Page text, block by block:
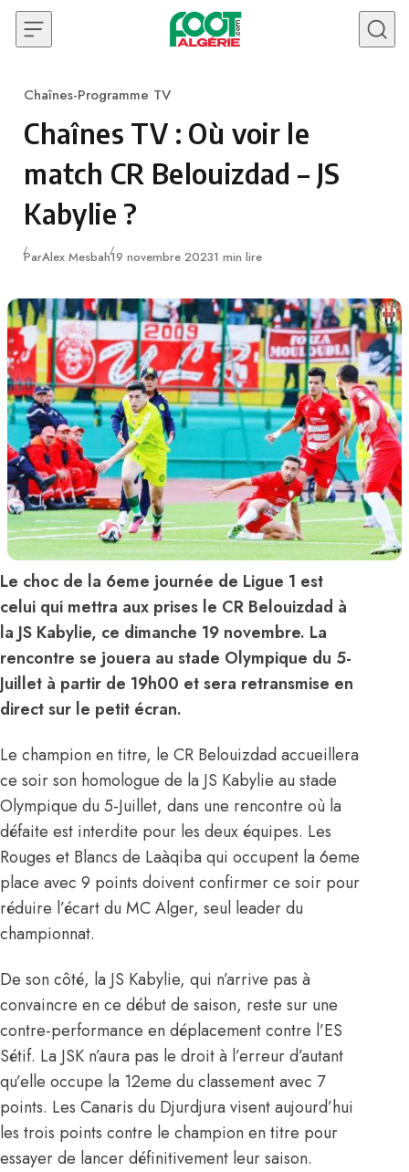
Skip to content
Category
Chaînes-Programme TV
Chaînes TV : Où voir le
match CR Belouizdad – JS
Kabylie ?
ParAlex MesbahPublié
19 novembre 20231 min lire
Le choc de la 6eme journée de Ligue 1 est
celui qui mettra aux prises le CR Belouizdad à
la JS Kabylie, ce dimanche 19 novembre. La
rencontre se jouera au stade Olympique du 5-
Juillet à partir de 19h00 et sera retransmise en
direct sur le petit écran.
Le champion en titre, le CR Belouizdad accueillera
ce soir son homologue de la JS Kabylie au stade
Olympique du 5-Juillet, dans une rencontre où la
défaite est interdite pour les deux équipes. Les
Rouges et Blancs de Laàqiba qui occupent la 6eme
place avec 9 points doivent confirmer ce soir pour
réduire l’écart du MC Alger, seul leader du
championnat.
De son côté, la JS Kabylie, qui n’arrive pas à
convaincre en ce début de saison, reste sur une
contre-performance en déplacement contre l’ES
Sétif. La JSK n’aura pas le droit à l’erreur d’autant
qu’elle occupe la 12eme du classement avec 7
points. Les Canaris du Djurdjura visent aujourd’hui
les trois points contre le champion en titre pour
essayer de lancer définitivement leur saison.